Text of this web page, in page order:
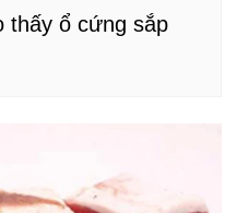
thấy ổ cứng sắp